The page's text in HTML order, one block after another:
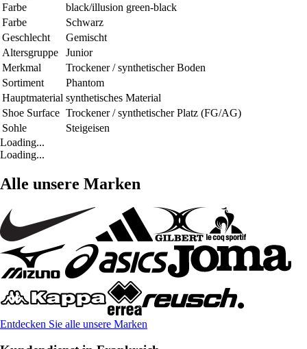
Farbe
black/illusion green-black
Farbe
Schwarz
Geschlecht
Gemischt
Altersgruppe
Junior
Merkmal
Trockener / synthetischer Boden
Sortiment
Phantom
Hauptmaterial synthetisches Material
Shoe Surface Trockener / synthetischer Platz (FG/AG)
Sohle
Steigeisen
Loading...
Loading...
Alle unsere Marken
Entdecken Sie alle unsere Marken